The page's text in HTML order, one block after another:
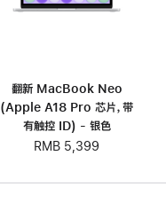
翻新 MacBook Neo
(Apple A18 Pro 芯片，带
有触控 ID) - 银色
RMB 5,399